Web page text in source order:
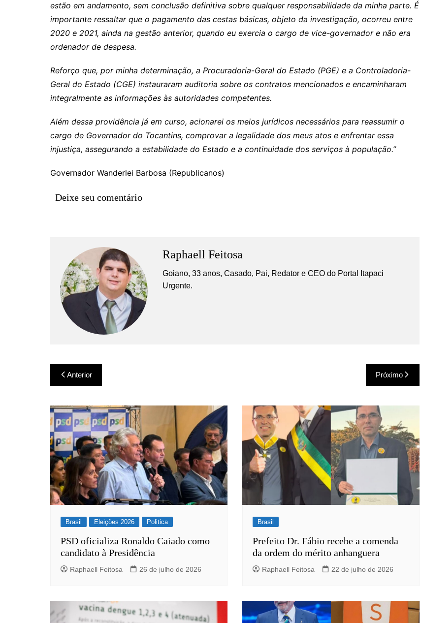
estão em andamento, sem conclusão definitiva sobre qualquer responsabilidade da minha parte. É
importante ressaltar que o pagamento das cestas básicas, objeto da investigação, ocorreu entre
2020 e 2021, ainda na gestão anterior, quando eu exercia o cargo de vice-governador e não era
ordenador de despesa.
Reforço que, por minha determinação, a Procuradoria-Geral do Estado (PGE) e a Controladoria-
Geral do Estado (CGE) instauraram auditoria sobre os contratos mencionados e encaminharam
integralmente as informações às autoridades competentes.
Além dessa providência já em curso, acionarei os meios jurídicos necessários para reassumir o
cargo de Governador do Tocantins, comprovar a legalidade dos meus atos e enfrentar essa
injustiça, assegurando a estabilidade do Estado e a continuidade dos serviços à população.”
Governador Wanderlei Barbosa (Republicanos)
Deixe seu comentário
Raphaell Feitosa
Goiano, 33 anos, Casado, Pai, Redator e CEO do Portal Itapaci
Urgente.
Navegação
de
Post
Anterior Próximo
Brasil Eleições 2026 Politica
PSD oficializa Ronaldo Caiado como
candidato à Presidência
Raphaell Feitosa 26 de julho de 2026
Brasil
Prefeito Dr. Fábio recebe a comenda
da ordem do mérito anhanguera
Raphaell Feitosa 22 de julho de 2026